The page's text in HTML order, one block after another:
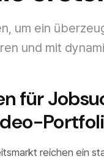
um ein
und mit
für
reichen ein